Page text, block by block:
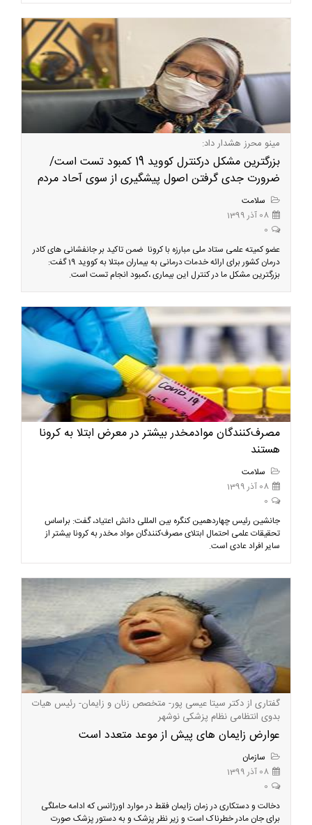
مینو محرز هشدار داد:
بزرگترین مشکل درکنترل کووید 19 کمبود تست است/
ضرورت جدی گرفتن اصول پیشگیری از سوی آحاد مردم
سلامت
08 آذر 1399
0
عضو کمیته علمی ستاد ملی مبارزه با کرونا ضمن تاکید بر جانفشانی های کادر
درمان کشور برای ارائه خدمات درمانی به بیماران مبتلا به کووید 19 گفت:
بزرگترین مشکل ما در کنترل این بیماری ،کمبود انجام تست است.
مصرف‌کنندگان موادمخدر بیشتر در معرض ابتلا به کرونا
هستند
سلامت
08 آذر 1399
0
جانشین رئیس چهاردهمین کنگره بین المللی دانش اعتیاد، گفت: براساس
تحقیقات علمی احتمال ابتلای مصرف‌کنندگان مواد مخدر به کرونا بیشتر از
سایر افراد عادی است.
گفتاری از دکتر سیتا عیسی پور- متخصص زنان و زایمان- رئیس هیات
بدوی انتظامی نظام پزشکی نوشهر
عوارض زایمان های پیش از موعد متعدد است
سازمان
08 آذر 1399
0
دخالت و دستکاری در زمان زایمان فقط در موارد اورژانس که ادامه حاملگی
برای جان مادر خطرناک است و زیر نظر پزشک و به دستور پزشک صورت